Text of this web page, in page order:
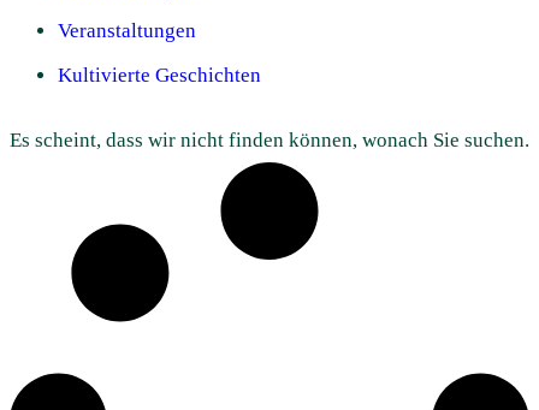
Veranstaltungen
Kultivierte Geschichten
Es scheint, dass wir nicht finden können, wonach Sie suchen.